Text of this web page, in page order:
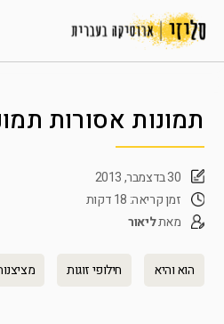
תמונות אסורות
30 בדצמבר, 2013
זמן קריאה: 18 דקות
מאתליאור
הוא והיא חילופי זוגות